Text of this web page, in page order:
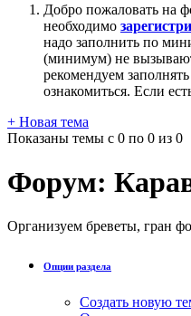
Добро пожаловать на
необходимо
надо заполнить по
(минимум) не вызывают
рекомендуем
ознакомиться. Если
+ Новая тема
Показаны темы с 0 по 0 из 0
Форум:
Организуем бреветы, гран
Опции раздела
Создать новую